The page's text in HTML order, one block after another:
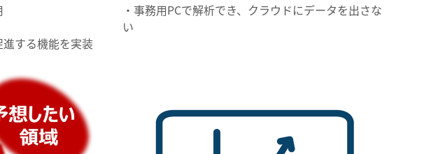
する機能を実装
・事務用PCで解析でき、クラウドにデータを出さな
い